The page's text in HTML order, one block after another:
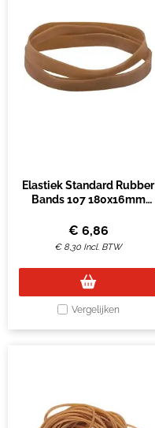
Elastiek Standard Rubber
Bands 107 180x16mm
€ 6,86
€ 8,30 Incl. BTW
Vergelijken